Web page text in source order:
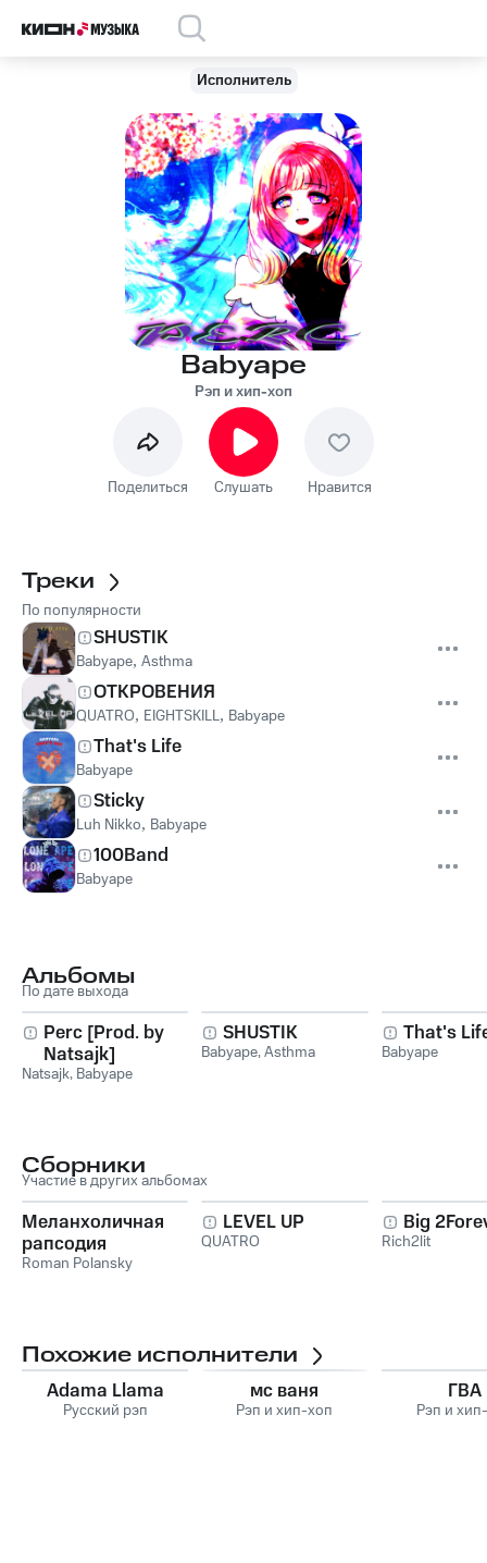
Исполнитель
Babyape
Рэп и хип-хоп
Поделиться Слушать Нравится
Треки
По популярности
SHUSTIK
Babyape, Asthma
ОТКРОВЕНИЯ
QUATRO, EIGHTSKILL, Babyape
That's Life
Babyape
Sticky
Luh Nikko, Babyape
100Band
Babyape
Альбомы
По дате выхода
Perc [Prod. by
Natsajk]
Natsajk, Babyape
SHUSTIK
Babyape,Asthma
That's
Babyape
Сборники
Участие в других альбомах
Меланхоличная
рапсодия
Roman Polansky
LEVEL UP
QUATRO
Big
Rich2lit
Похожие исполнители
Adama Llama
Русский рэп
мс ваня
Рэп и хип-хоп
ГВА
Рэп и